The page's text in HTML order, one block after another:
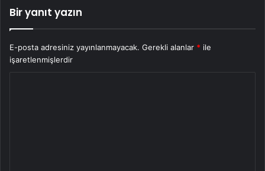
Bir yanıt yazın
E-posta adresiniz yayınlanmayacak. Gerekli alanlar * ile
işaretlenmişlerdir